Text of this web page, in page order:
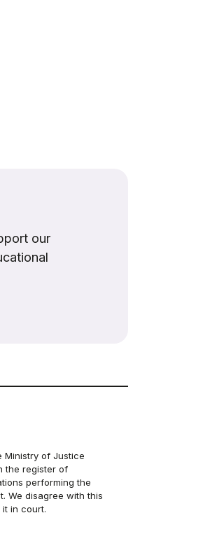
our
Ministry of Justice
the register of
performing the
We disagree with this
in court.